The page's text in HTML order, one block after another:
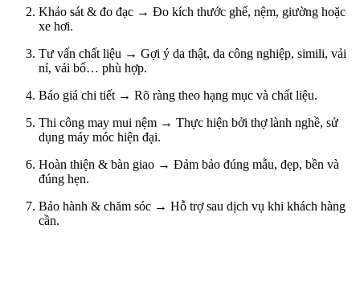
Khảo sát & đo đạc → Đo kích thước ghế, nệm, giường hoặc
xe hơi.
Tư vấn chất liệu → Gợi ý da thật, da công nghiệp, simili, vải
nỉ, vải bố… phù hợp.
Báo giá chi tiết → Rõ ràng theo hạng mục và chất liệu.
Thi công may mui nệm → Thực hiện bởi thợ lành nghề, sử
dụng máy móc hiện đại.
Hoàn thiện & bàn giao → Đảm bảo đúng mẫu, đẹp, bền và
đúng hẹn.
Bảo hành & chăm sóc → Hỗ trợ sau dịch vụ khi khách hàng
cần.